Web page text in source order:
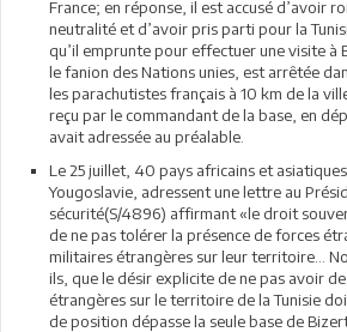
France; en réponse, il est accusé d’avoir
neutralité et d’avoir pris parti pour la
qu’il emprunte pour effectuer une visite à
le fanion des Nations unies, est arrêtée
les parachutistes français à 10 km de la
reçu par le commandant de la base, en
avait adressée au préalable.
Le 25 juillet, 40 pays africains et
Yougoslavie, adressent une lettre au
sécurité(S/4896) affirmant «le droit
de ne pas tolérer la présence de forces
militaires étrangères sur leur territoire…
ils, que le désir explicite de ne pas avoir
étrangères sur le territoire de la Tunisie
de position dépasse la seule base de